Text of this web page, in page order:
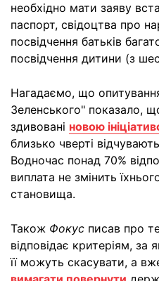
необхідно мати заяву
паспорт, свідоцтва про
посвідчення батьків
посвідчення дитини (з
Нагадаємо, що
Зеленського" показало,
здивовані новою
близько чверті
Водночас понад 70%
виплата не змінить
становища.
Також Фокус писав про
відповідає критеріям,
її можуть скасувати, а